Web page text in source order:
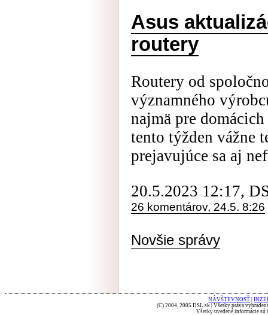
Asus
routery
Routery od
významného
najmä pre
tento týžden vážne
prejavujúce sa aj
20.5.2023 12:17,
26 komentárov, 24.5. 8:26
Novšie správy
NÁVŠTEVNOSŤ
(C) 2004, 2005 DSL.sk | Všetky práva
Všetky uvedené informácie sú